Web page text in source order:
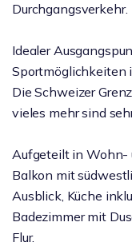
Durchgangsverkehr.
Idealer
Sportmöglichkeiten
Die Schweizer
vieles mehr sind
Aufgeteilt in Wohn-
Balkon mit
Ausblick, Küche
Badezimmer mit
Flur.